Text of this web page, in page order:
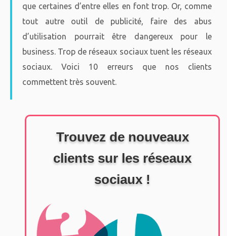
que certaines d’entre elles en font trop. Or, comme
tout autre outil de publicité, faire des abus
d’utilisation pourrait être dangereux pour le
business. Trop de réseaux sociaux tuent les réseaux
sociaux. Voici 10 erreurs que nos clients
commettent très souvent.
Trouvez de nouveaux
clients sur les réseaux
sociaux !